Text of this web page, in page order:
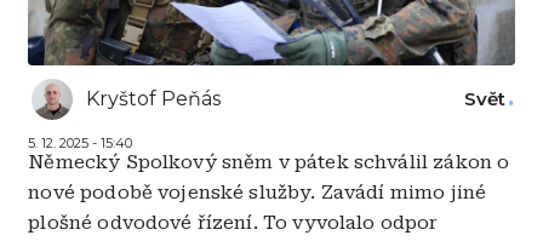
Kryštof Peňás
5. 12. 2025 - 15:40
Svět
Německý Spolkový sněm v pátek schválil zákon o
nové podobě vojenské služby. Zavádí mimo jiné
plošné odvodové řízení. To vyvolalo odpor